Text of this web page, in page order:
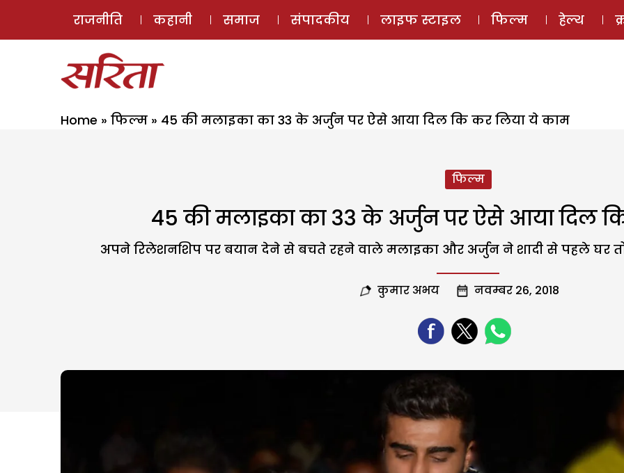
ई-मैगज़ीन
राजनीति कहानी समाज संपादकीय लाइफ स्टाइल फिल्म हेल्थ
Home » फिल्म » 45 की मलाइका का 33 के अर्जुन पर ऐसे आया दिल कि कर लिया ये काम
फिल्म
45 की मलाइका का 33 के अर्जुन पर ऐसे आया दिल
अपने रिलेशनशिप पर बयान देने से बचते रहने वाले मलाइका और अर्जुन ने शादी से पहले घर
कुमार अभय नवम्बर 26, 2018